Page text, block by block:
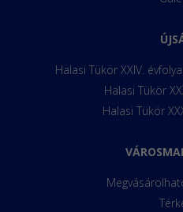
Halasi Tükör XXIV.
Halasi Tükör
Halasi Tükör